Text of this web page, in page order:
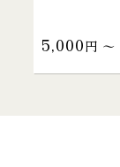
5,000円 〜